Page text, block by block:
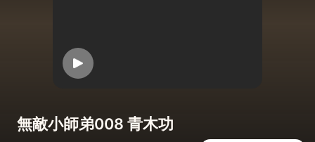
無敵小師弟008 青木功